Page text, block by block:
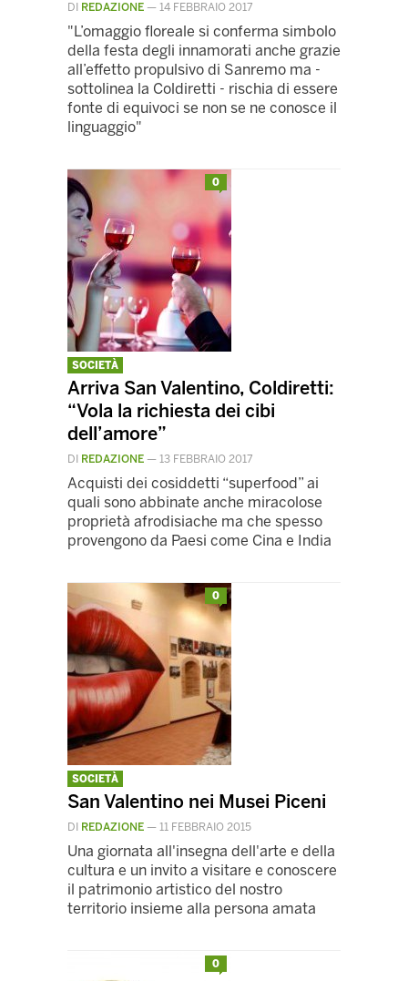
DI REDAZIONE — 14 FEBBRAIO 2017
"L’omaggio floreale si conferma simbolo
della festa degli innamorati anche grazie
all’effetto propulsivo di Sanremo ma -
sottolinea la Coldiretti - rischia di essere
fonte di equivoci se non se ne conosce il
linguaggio"
0
SOCIETÀ
Arriva San Valentino, Coldiretti:
“Vola la richiesta dei cibi
dell’amore”
DI REDAZIONE — 13 FEBBRAIO 2017
Acquisti dei cosiddetti “superfood” ai
quali sono abbinate anche miracolose
proprietà afrodisiache ma che spesso
provengono da Paesi come Cina e India
0
SOCIETÀ
San Valentino nei Musei Piceni
DI REDAZIONE — 11 FEBBRAIO 2015
Una giornata all'insegna dell'arte e della
cultura e un invito a visitare e conoscere
il patrimonio artistico del nostro
territorio insieme alla persona amata
0